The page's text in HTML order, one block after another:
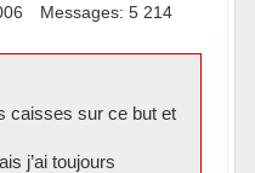
Messages: 5 214
caisses sur ce but et
j’ai toujours